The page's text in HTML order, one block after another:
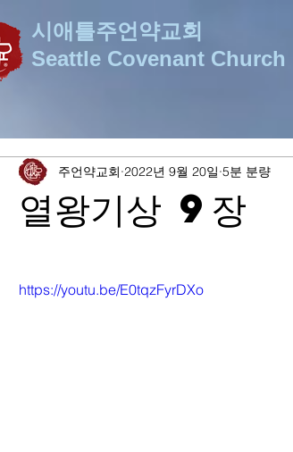
시애틀주언약교회
Seattle Covenant Church
열왕기상 9장
주언약교회 2022년 9월 20일 5분 분량
https://youtu.be/E0tqzFyrDXo